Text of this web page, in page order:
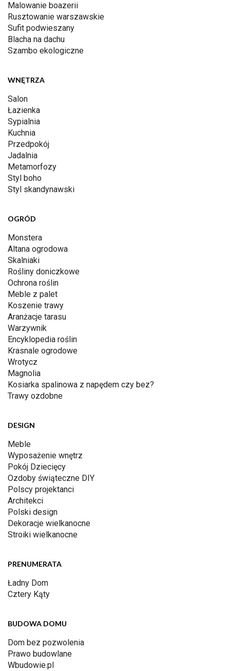
Malowanie boazerii
Rusztowanie warszawskie
Sufit podwieszany
Blacha na dachu
Szambo ekologiczne
WNĘTRZA
Salon
Łazienka
Sypialnia
Kuchnia
Przedpokój
Jadalnia
Metamorfozy
Styl boho
Styl skandynawski
OGRÓD
Monstera
Altana ogrodowa
Skalniaki
Rośliny doniczkowe
Ochrona roślin
Meble z palet
Koszenie trawy
Aranżacje tarasu
Warzywnik
Encyklopedia roślin
Krasnale ogrodowe
Wrotycz
Magnolia
Kosiarka spalinowa z napędem czy bez?
Trawy ozdobne
DESIGN
Meble
Wyposażenie wnętrz
Pokój Dziecięcy
Ozdoby świąteczne DIY
Polscy projektanci
Architekci
Polski design
Dekoracje wielkanocne
Stroiki wielkanocne
PRENUMERATA
Ładny Dom
Cztery Kąty
BUDOWA DOMU
Dom bez pozwolenia
Prawo budowlane
Wbudowie.pl